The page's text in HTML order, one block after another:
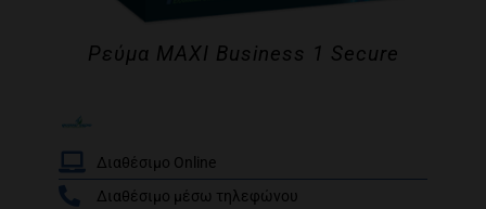
Ρεύμα MAXI Business 1 Secure
Διαθέσιμο Online
Διαθέσιμο μέσω τηλεφώνου